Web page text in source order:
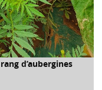
d’aubergines